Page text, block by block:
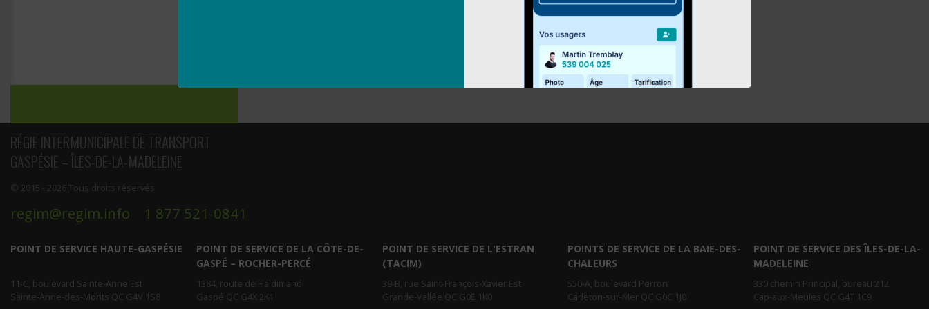
RÉGIE INTERMUNICIPALE DE TRANSPORT
GASPÉSIE – ÎLES-DE-LA-MADELEINE
© 2015 - 2026 Tous droits réservés
regim@regim.info 1 877 521-0841
POINT DE SERVICE HAUTE-GASPÉSIE
11-C, boulevard Sainte-Anne Est
Sainte-Anne-des-Monts QC G4V 1S8
POINT DE SERVICE DE LA CÔTE-DE-
GASPÉ – ROCHER-PERCÉ
1384, route de Haldimand
Gaspé QC G4X 2K1
POINT DE SERVICE DE L'ESTRAN
(TACIM)
39-B, rue Saint-François-Xavier Est
Grande-Vallée QC G0E 1K0
POINTS DE SERVICE DE LA BAIE-DES-
CHALEURS
550-A, boulevard Perron
Carleton-sur-Mer QC G0C 1J0
POINT DE SERVICE DES ÎLES-DE-LA-
MADELEINE
330 chemin Principal, bureau 212
Cap-aux-Meules QC G4T 1C9